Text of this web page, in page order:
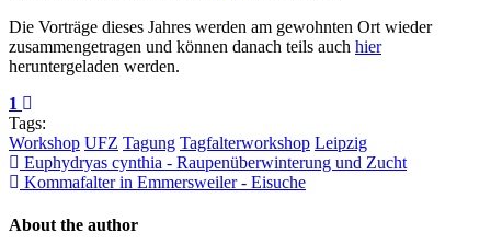
Die Vorträge dieses Jahres werden am gewohnten Ort wieder
zusammengetragen und können danach teils auch hier
heruntergeladen werden.
1
Tags:
Workshop UFZ Tagung Tagfalterworkshop Leipzig
Euphydryas cynthia - Raupenüberwinterung und Zucht
Kommafalter in Emmersweiler - Eisuche
About the author